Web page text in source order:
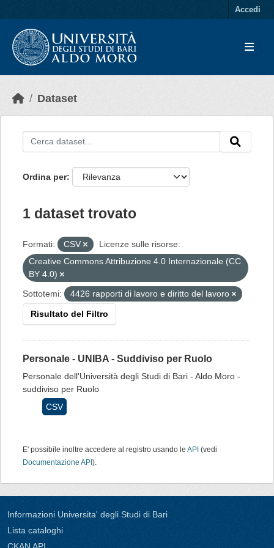
Accedi
Dataset
Ordina per
1 dataset trovato
Formati: CSV
Licenze sulle risorse:
Creative Commons Attribuzione 4.0 Internazionale (CC
BY 4.0)
Sottotemi:
4426 rapporti di lavoro e diritto del lavoro
Risultato del Filtro
Personale - UNIBA - Suddiviso per Ruolo
Personale dell'Università degli Studi di Bari - Aldo Moro -
suddiviso per Ruolo
CSV
E' possibile inoltre accedere al registro usando le API (vedi
Documentazione API ).
Informazioni Universita' degli Studi di Bari
Lista cataloghi